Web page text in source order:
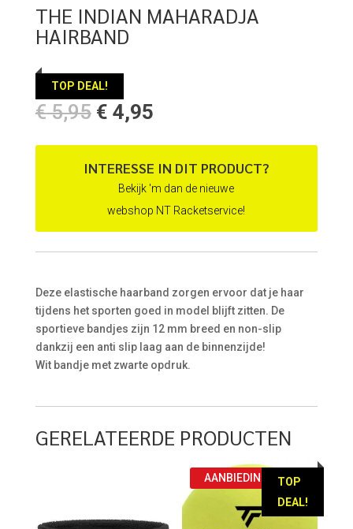
THE INDIAN MAHARADJA
HAIRBAND
TOP DEAL!
€5,95 Oorspronkelijke
prijs
was:
€ 5,95.
€ 4,95Huidige
is:
€ 4,95.
INTERESSE IN DIT PRODUCT?
Bekijk 'm dan de nieuwe
webshop NT Racketservice!
Deze elastische haarband zorgen ervoor dat je haar
tijdens het sporten goed in model blijft zitten. De
sportieve bandjes zijn 12 mm breed en non-slip
dankzij een anti slip laag aan de binnenzijde!
Wit bandje met zwarte opdruk.
GERELATEERDE PRODUCTEN
TOP
DEAL!
AANBIEDING!